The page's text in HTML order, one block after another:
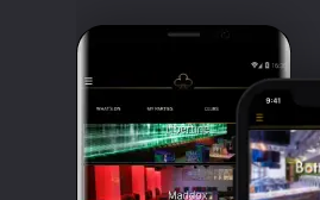
sociales: